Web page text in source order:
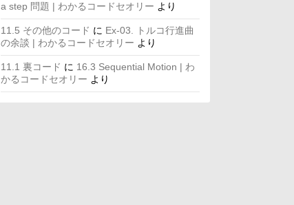
a step 問題 | わかるコードセオリー より
11.5 その他のコード に Ex-03. トルコ行進曲
の余談 | わかるコードセオリー より
11.1 裏コード に 16.3 Sequential Motion | わ
かるコードセオリー より